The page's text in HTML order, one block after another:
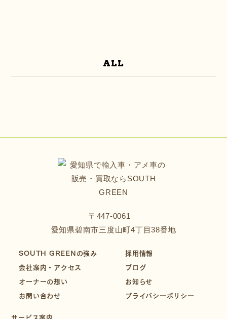
ALL
〒447-0061
愛知県碧南市三度山町4丁目38番地
SOUTH GREENの強み
会社案内・アクセス
オーナーの想い
お問い合わせ
採用情報
ブログ
お知らせ
プライバシーポリシー
サービス案内